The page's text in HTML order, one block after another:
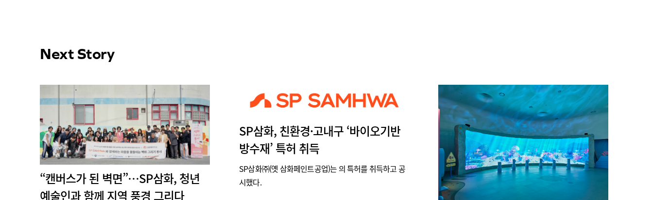
Next Story
“캔버스가 된 벽면”…SP삼화, 청년
예술인과 함께 지역 풍경 그리다
SP삼화, 친환경·고내구 ‘바이오기반
방수재’ 특허 취득
SP삼화㈜(옛 삼화페인트공업)는 의 특허를 취득하고 공
시했다.